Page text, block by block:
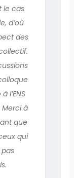
le cas
d’où
des
l’ENS
à
que
qui